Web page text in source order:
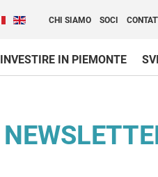
Italiano (Italia)
English (United Kingdom)
CHI SIAMO SOCI
INVESTIRE IN PIEMONTE